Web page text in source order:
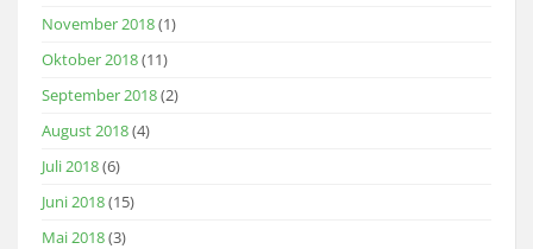
November 2018(1)
Oktober 2018(11)
September 2018(2)
August 2018(4)
Juli 2018(6)
Juni 2018(15)
Mai 2018(3)